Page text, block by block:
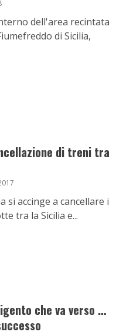
dell'area recintata
di Sicilia,
di treni tra
si accinge a cancellare i
tra la Sicilia e...
che va verso …